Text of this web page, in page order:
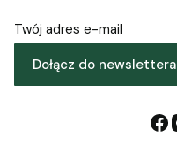
Twój adres e-mail
Dołącz do newslettera